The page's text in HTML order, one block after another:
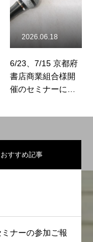
6/23、7/15 京都府
書店商業組合様開
催のセミナーに講
ていただきます
2026.06.18
おすすめ記事
ナーの参加ご報